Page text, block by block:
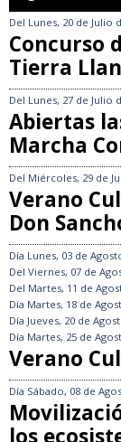
Del Lunes, 20 de Julio
Concurso
Tierra
Del Lunes, 27 de Julio
Abiertas
Marcha
Del Miércoles, 29 de
Verano
Don
Día Lunes, 03 de
Del Viernes, 07 de
Del Martes, 11 de
Día Martes, 18 de
Día Jueves, 20 de
Día Martes, 25 de
Verano
Día Sábado, 08 de
los